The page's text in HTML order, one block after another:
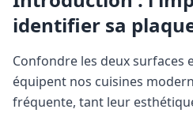
identifier sa
Confondre les deux surfaces
équipent nos cuisines
fréquente, tant leur